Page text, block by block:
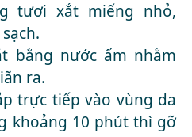
tươi xắt miếng nhỏ,
bằng nước ấm nhằm
ra.
trực tiếp vào vùng da
khoảng 10 phút thì gỡ